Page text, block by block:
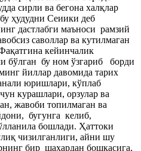
сирли ва бегона халқлар
ҳудудни Сеиики деб
дастлабги маъноси рамзий
саволлар ва кутилмаган
кейинчалик
бўлган бу ном ўзгариб борди
йиллар давомида тарих
юришлари, кўплаб
курашлари, орзулар ва
жавоби топилмаган ва
бугунга келиб,
бошлади. Ҳаттоки
чизилганлиги, айни шу
бир шаҳардан бошқасига,